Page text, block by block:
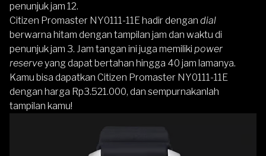
penunjuk jam 12.
Citizen Promaster NY0111-11E hadir dengan dial
berwarna hitam dengan tampilan jam dan waktu di
penunjuk jam 3. Jam tangan ini juga memiliki power
reserveyang dapat bertahan hingga 40 jam lamanya.
Kamu bisa dapatkan Citizen Promaster NY0111-11E
dengan harga Rp3.521.000, dan sempurnakanlah
tampilan kamu!